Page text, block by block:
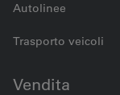
Autolinee
Trasporto veicoli
Vendita